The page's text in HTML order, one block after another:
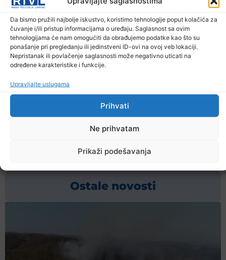
Da bismo pružili najbolje iskustvo, koristimo tehnologije poput kolačića za
čuvanje i/ili pristup informacijama o uređaju. Saglasnost sa ovim
tehnologijama će nam omogućiti da obrađujemo podatke kao što su
ponašanje pri pregledanju ili jedinstveni ID-ovi na ovoj veb lokaciji.
Nepristanak ili povlačenje saglasnosti može negativno uticati na
određene karakteristike i funkcije.
Upravljajte uslugama
Prihvati
Ne prihvatam
Prikaži podešavanja
Prva Ulica br.1
75300 Lukavac,
Tuzlanski kanton, BiH
Oglas ostaje otvoren 10 dana od dana objavljivanja.
Podijelite na mrežama
Ostale novosti